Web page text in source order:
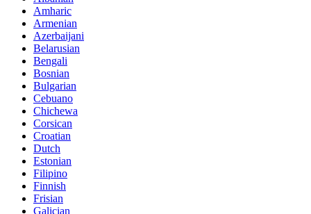
Amharic
Armenian
Azerbaijani
Belarusian
Bengali
Bosnian
Bulgarian
Cebuano
Chichewa
Corsican
Croatian
Dutch
Estonian
Filipino
Finnish
Frisian
Galician